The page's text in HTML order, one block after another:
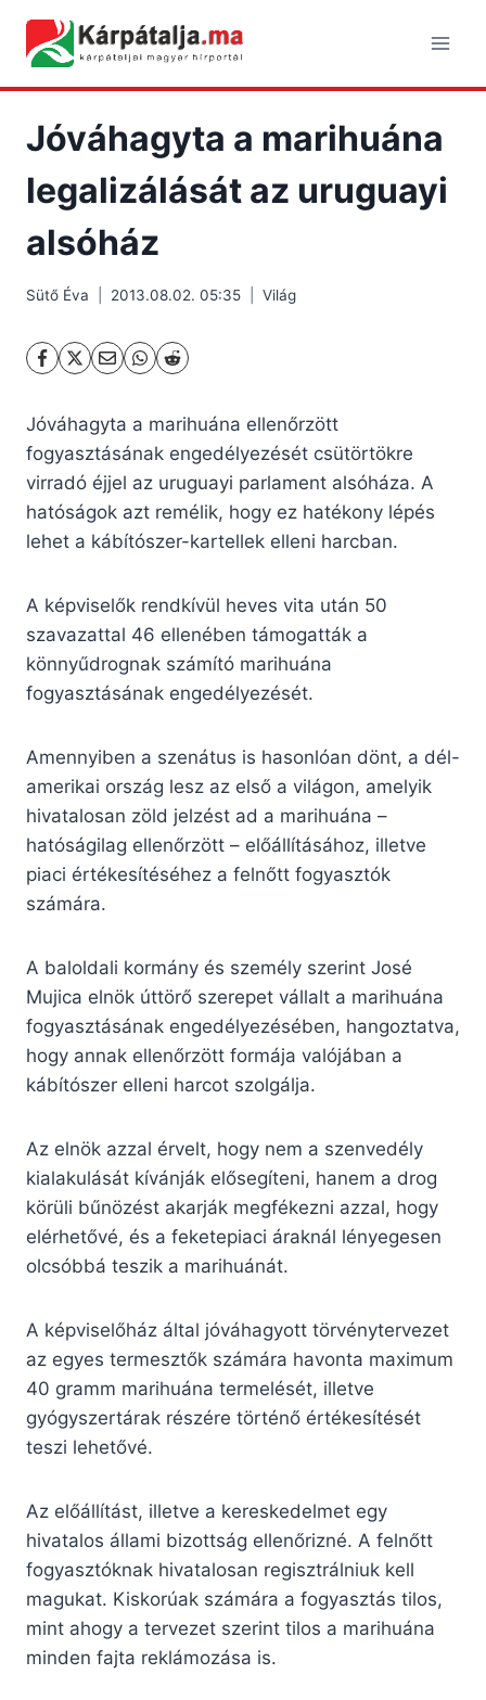
content
Jóváhagyta a marihuána
legalizálását az uruguayi
alsóház
Sütő Éva 2013.08.02. 05:35 Világ
Jóváhagyta a marihuána ellenőrzött
fogyasztásának engedélyezését csütörtökre
virradó éjjel az uruguayi parlament alsóháza. A
hatóságok azt remélik, hogy ez hatékony lépés
lehet a kábítószer-kartellek elleni harcban.
A képviselők rendkívül heves vita után 50
szavazattal 46 ellenében támogatták a
könnyűdrognak számító marihuána
fogyasztásának engedélyezését.
Amennyiben a szenátus is hasonlóan dönt, a dél-
amerikai ország lesz az első a világon, amelyik
hivatalosan zöld jelzést ad a marihuána –
hatóságilag ellenőrzött – előállításához, illetve
piaci értékesítéséhez a felnőtt fogyasztók
számára.
A baloldali kormány és személy szerint José
Mujica elnök úttörő szerepet vállalt a marihuána
fogyasztásának engedélyezésében, hangoztatva,
hogy annak ellenőrzött formája valójában a
kábítószer elleni harcot szolgálja.
Az elnök azzal érvelt, hogy nem a szenvedély
kialakulását kívánják elősegíteni, hanem a drog
körüli bűnözést akarják megfékezni azzal, hogy
elérhetővé, és a feketepiaci áraknál lényegesen
olcsóbbá teszik a marihuánát.
A képviselőház által jóváhagyott törvénytervezet
az egyes termesztők számára havonta maximum
40 gramm marihuána termelését, illetve
gyógyszertárak részére történő értékesítését
teszi lehetővé.
Az előállítást, illetve a kereskedelmet egy
hivatalos állami bizottság ellenőrizné. A felnőtt
fogyasztóknak hivatalosan regisztrálniuk kell
magukat. Kiskorúak számára a fogyasztás tilos,
mint ahogy a tervezet szerint tilos a marihuána
minden fajta reklámozása is.